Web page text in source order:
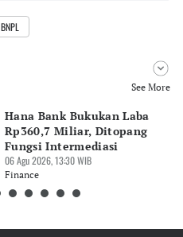
BNPL
See More
Hana Bank Bukukan Laba
Rp360,7 Miliar, Ditopang
Fungsi Intermediasi
06 Agu 2026, 13:30 WIB
Finance